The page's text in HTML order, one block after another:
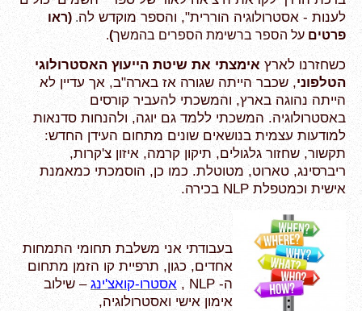
לענות - אסטרולוגיה הוררית", והספר מוקדש לה. (ראו
פרטים על הספר ברשימת הספרים בהמשך)
.
כשחזרנו לארץאימצתי את שיטת הייעוץ האסטרולוגי
הטלפוני, שכבר הייתה שגורה אז בארה"ב, אך עדיין לא
הייתה נהוגה בארץ, והמשכתי להעביר קורסים
באסטרולוגיה. המשכתי ללמד גם יוגה, ולהנחות סדנאות
למודעות עצמית בנושאים שונים מתחום העידן החדש:
תקשור, שחזור גלגולים, תיקון קרמה, איזון צ'קרות,
ריברסינג, טארוט, מטוטלת. כמו כן, הוסמכתי כמאמנת
אישית וכמטפלת NLP בכירה.
בעבודתי אני משלבת תחומי התמחות
אחדים, כגון, תרפיית קו הזמן מתחום
ה- NLP ,
אסטרו-קואצ'ינג – שילוב
אימון אישי ואסטרולוגיה,